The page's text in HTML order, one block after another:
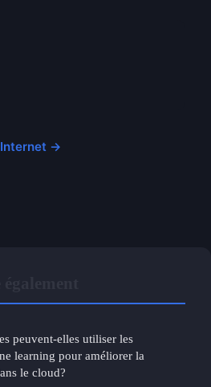
→
peuvent-elles utiliser les
learning pour améliorer la
le cloud?